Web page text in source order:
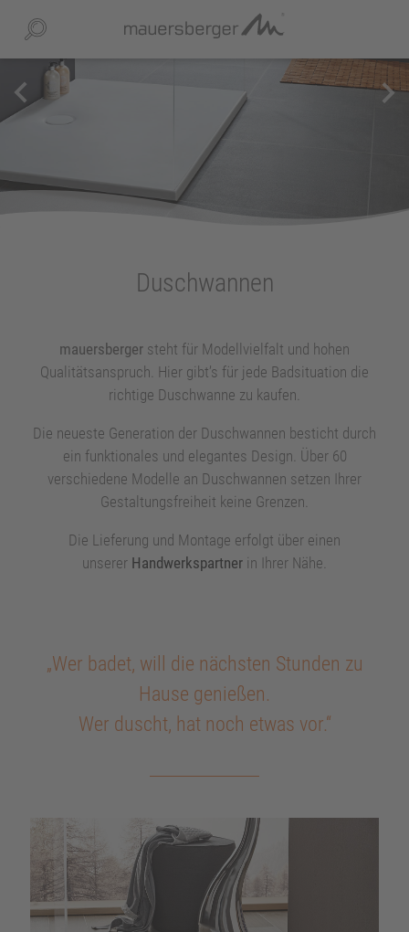
UNTERNEHMEN
AUSSTELLUNG UND BERATUNG
keyboard_arrow_right
INSPIRATIONWORLD
BADEWANNEN
WHIRLSYSTEME
DESIGN-VERKLEIDUNGEN
KONTAKT
keyboard_arrow_left keyboard_arrow_right
Duschwannen
mauersberger steht für Modellvielfalt und hohen
Qualitätsanspruch. Hier gibt’s für jede Badsituation die
richtige Duschwanne zu kaufen.
Die neueste Generation der Duschwannen besticht durch
ein funktionales und elegantes Design. Über 60
verschiedene Modelle an Duschwannen setzen Ihrer
Gestaltungsfreiheit keine Grenzen.
Die Lieferung und Montage erfolgt über einen
unserer Handwerkspartner in Ihrer Nähe.
„Wer badet, will die nächsten Stunden zu
Hause genießen.
Wer duscht, hat noch etwas vor.“